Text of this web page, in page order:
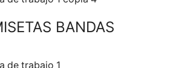
BANDAS